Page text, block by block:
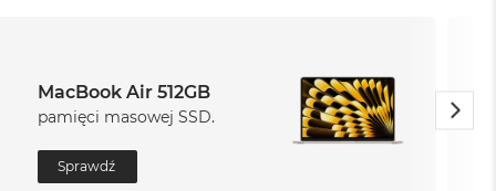
MacBook Air 512GB
pamięci masowej SSD.
Sprawdź